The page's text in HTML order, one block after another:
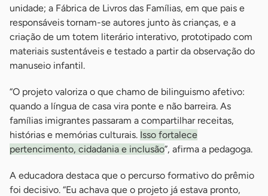
unidade; a Fábrica de Livros das Famílias, em que pais e
responsáveis tornam-se autores junto às crianças, e a
criação de um totem literário interativo, prototipado com
materiais sustentáveis e testado a partir da observação do
manuseio infantil.
“O projeto valoriza o que chamo de bilinguismo afetivo:
quando a língua de casa vira ponte e não barreira. As
famílias imigrantes passaram a compartilhar receitas,
histórias e memórias culturais. Isso fortalece
pertencimento, cidadania e inclusão”, afirma a pedagoga.
A educadora destaca que o percurso formativo do prêmio
foi decisivo. “Eu achava que o projeto já estava pronto,